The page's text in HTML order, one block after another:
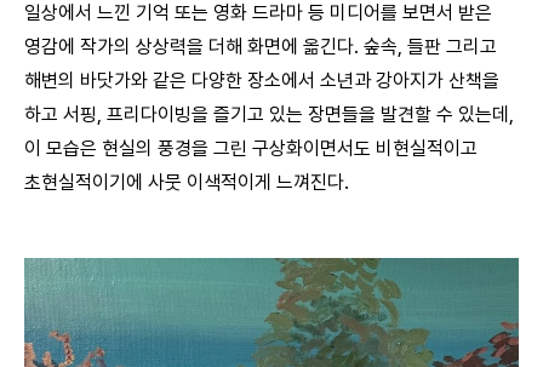
일상에서 느낀 기억 또는 영화 드라마 등 미디어를 보면서 받은
영감에 작가의 상상력을 더해 화면에 옮긴다. 숲속, 들판 그리고
해변의 바닷가와 같은 다양한 장소에서 소년과 강아지가 산책을
하고 서핑, 프리다이빙을 즐기고 있는 장면들을 발견할 수 있는데,
이 모습은 현실의 풍경을 그린 구상화이면서도 비현실적이고
초현실적이기에 사뭇 이색적이게 느껴진다.